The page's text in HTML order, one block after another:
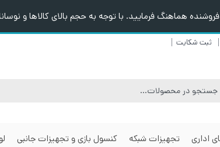
هماهنگ فرمایید. با توجه به حجم بالای کالاها و
ثبت شکایت
اداری تجهیزات شبکه کنسول بازی و تجهیزات جانبی